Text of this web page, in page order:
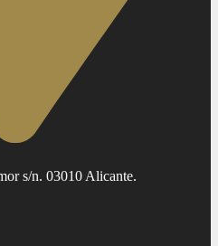
s/n. 03010 Alicante.